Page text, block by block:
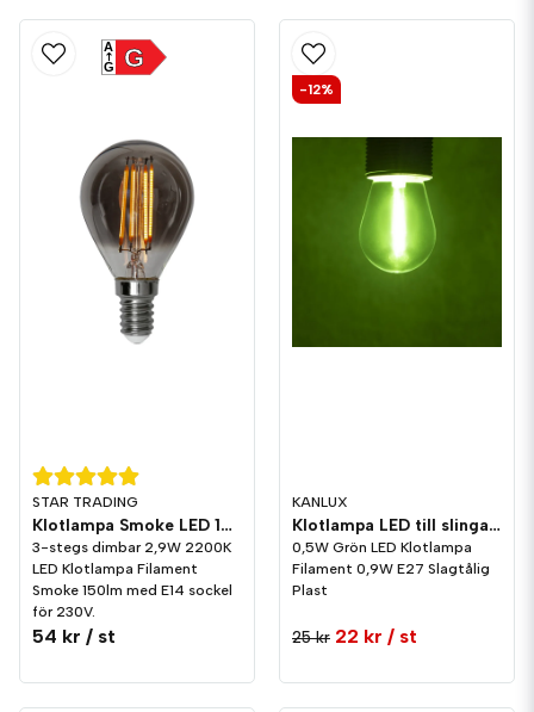
STAR TRADING
Klotlampa Smoke LED 150lm E14 2200K 3-stegs dimming
3-stegs dimbar 2,9W 2200K
LED Klotlampa Filament
Smoke 150lm med E14 sockel
för 230V.
54 kr / st
G
A
G
KANLUX
Klotlampa LED till slinga 0,9W E27 Plast Grön
0,5W Grön LED Klotlampa
Filament 0,9W E27 Slagtålig
Plast
25 kr 22 kr / st
-12%